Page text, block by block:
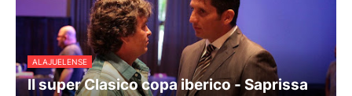
ALAJUELENSE
II super Clasico copa iberico - Saprissa